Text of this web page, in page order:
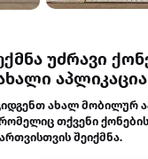
ახალ მობილურ
რომელიც თქვენი
შეიქმნა.
უძრავი
აპლიკაცია